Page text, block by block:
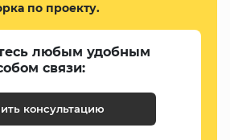
по проекту.
любым удобным
связи:
консультацию